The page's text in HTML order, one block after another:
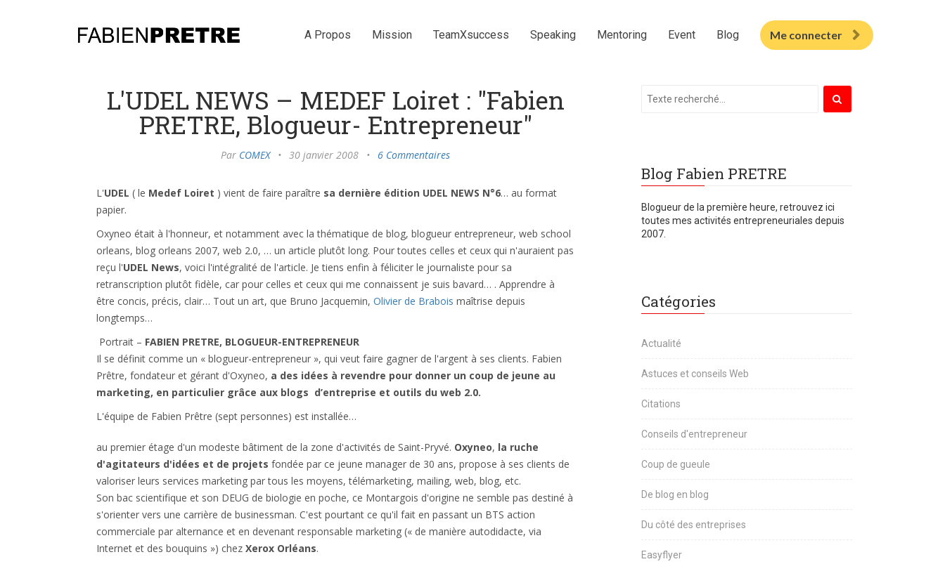
A Propos Mission TeamXsuccess Speaking Mentoring Event Blog Me connecter
L'UDEL NEWS – MEDEF Loiret : "Fabien
PRETRE, Blogueur- Entrepreneur"
Par COMEX • 30 janvier 2008 • 6 Commentaires
L'UDEL ( le Medef Loiret ) vient de faire paraître sa dernière édition UDEL NEWS N°6… au format
papier.
Oxyneo était à l'honneur, et notamment avec la thématique de blog, blogueur entrepreneur, web school
orleans, blog orleans 2007, web 2.0, … un article plutôt long. Pour toutes celles et ceux qui n'auraient pas
reçu l'UDEL News, voici l'intégralité de l'article. Je tiens enfin à féliciter le journaliste pour sa
retranscription plutôt fidèle, car pour celles et ceux qui me connaissent je suis bavard… . Apprendre à
être concis, précis, clair… Tout un art, que Bruno Jacquemin, Olivier de Brabois maîtrise depuis
longtemps…
Portrait – FABIEN PRETRE, BLOGUEUR-ENTREPRENEUR
Il se définit comme un « blogueur-entrepreneur », qui veut faire gagner de l'argent à ses clients. Fabien
Prêtre, fondateur et gérant d'Oxyneo, a des idées à revendre pour donner un coup de jeune au
marketing, en particulier grâce aux blogs d’entreprise et outils du web 2.0.
L'équipe de Fabien Prêtre (sept personnes) est installée…
au premier étage d'un modeste bâtiment de la zone d'activités de Saint-Pryvé. Oxyneo, la ruche
d'agitateurs d'idées et de projets fondée par ce jeune manager de 30 ans, propose à ses clients de
valoriser leurs services marketing par tous les moyens, télémarketing, mailing, web, blog, etc.
Son bac scientifique et son DEUG de biologie en poche, ce Montargois d'origine ne semble pas destiné à
s'orienter vers une carrière de businessman. C'est pourtant ce qu'il fait en passant un BTS action
commerciale par alternance et en devenant responsable marketing (« de manière autodidacte, via
Internet et des bouquins ») chez Xerox Orléans.
Blog Fabien PRETRE
Blogueur de la première heure, retrouvez ici
toutes mes activités entrepreneuriales depuis
2007.
Catégories
Actualité
Astuces et conseils Web
Citations
Conseils d'entrepreneur
Coup de gueule
De blog en blog
Du côté des entreprises
Easyflyer